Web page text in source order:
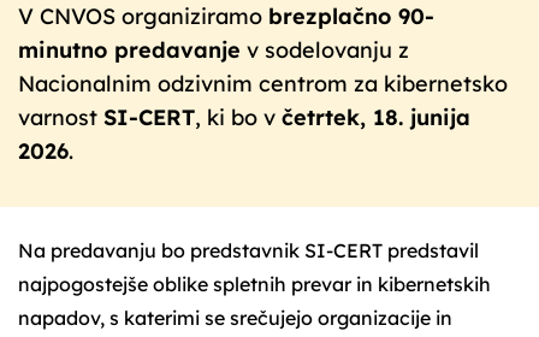
V CNVOS organiziramo brezplačno 90-
minutno predavanje v sodelovanju z
Nacionalnim odzivnim centrom za kibernetsko
varnost SI-CERT, ki bo v četrtek, 18. junija
2026.
Na predavanju bo predstavnik SI-CERT predstavil
najpogostejše oblike spletnih prevar in kibernetskih
napadov, s katerimi se srečujejo organizacije in